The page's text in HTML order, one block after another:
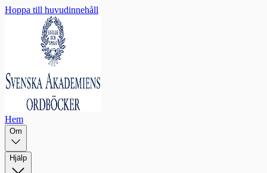
Hoppa till huvudinnehåll
Hem
Om
Hjälp